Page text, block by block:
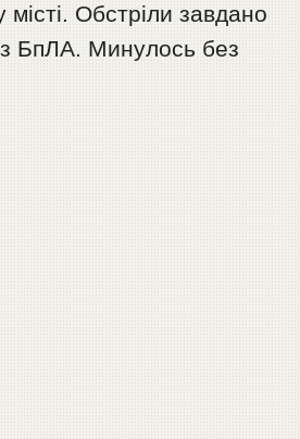
Обстріли завдано
з БпЛА. Минулось без